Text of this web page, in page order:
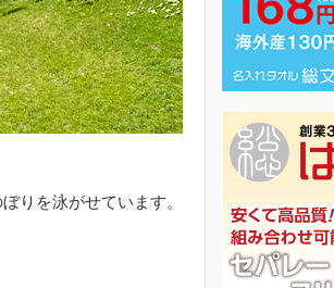
りを泳がせています。